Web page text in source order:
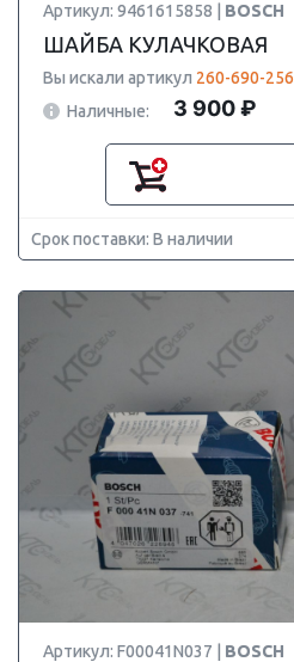
Артикул: 9461615858 | BOSCH
ШАЙБА КУЛАЧКОВАЯ
Вы искали артикул 260-690-256
Наличные:
3 900 ₽
Срок поставки: В наличии
Артикул: F00041N037 | BOSCH